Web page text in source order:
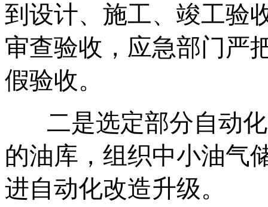
到设计、施工、竣工验
审查验收，应急部门严
假验收。
二是选定部分自动
的油库，组织中小油气
进自动化改造升级。